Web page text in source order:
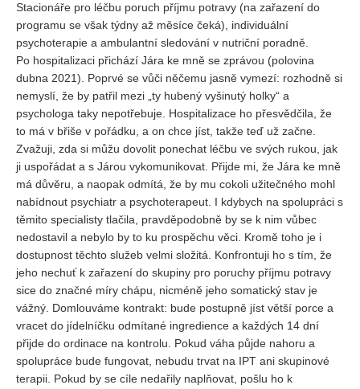
Stacionáře pro léčbu poruch příjmu potravy (na zařazení do
programu se však týdny až měsíce čeká), individuální
psychoterapie a ambulantní sledování v nutriční poradně.
Po hospitalizaci přichází Jára ke mně se zprávou (polovina
dubna 2021). Poprvé se vůči něčemu jasně vymezí: rozhodně si
nemyslí, že by patřil mezi „ty hubený vyšinutý holky“ a
psychologa taky nepotřebuje. Hospitalizace ho přesvědčila, že
to má v břiše v pořádku, a on chce jíst, takže teď už začne.
Zvažuji, zda si můžu dovolit ponechat léčbu ve svých rukou, jak
ji uspořádat a s Járou vykomunikovat. Přijde mi, že Jára ke mně
má důvěru, a naopak odmítá, že by mu cokoli užitečného mohl
nabídnout psychiatr a psychoterapeut. I kdybych na spolupráci s
těmito specialisty tlačila, pravděpodobně by se k nim vůbec
nedostavil a nebylo by to ku prospěchu věci. Kromě toho je i
dostupnost těchto služeb velmi složitá. Konfrontuji ho s tím, že
jeho nechuť k zařazení do skupiny pro poruchy příjmu potravy
sice do značné míry chápu, nicméně jeho somatický stav je
vážný. Domlouváme kontrakt: bude postupně jíst větší porce a
vracet do jídelníčku odmítané ingredience a každých 14 dní
přijde do ordinace na kontrolu. Pokud váha půjde nahoru a
spolupráce bude fungovat, nebudu trvat na IPT ani skupinové
terapii. Pokud by se cíle nedařily naplňovat, pošlu ho k